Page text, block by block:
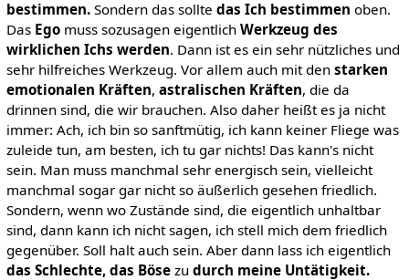
bestimmen.Sondern das sollte das Ich bestimmen oben.
Das Egomuss sozusagen eigentlich Werkzeug des
wirklichen Ichs werden. Dann ist es ein sehr nützliches und
sehr hilfreiches Werkzeug. Vor allem auch mit den starken
emotionalen Kräften, astralischen Kräften, die da
drinnen sind, die wir brauchen. Also daher heißt es ja nicht
immer: Ach, ich bin so sanftmütig, ich kann keiner Fliege was
zuleide tun, am besten, ich tu gar nichts! Das kann's nicht
sein. Man muss manchmal sehr energisch sein, vielleicht
manchmal sogar gar nicht so äußerlich gesehen friedlich.
Sondern, wenn wo Zustände sind, die eigentlich unhaltbar
sind, dann kann ich nicht sagen, ich stell mich dem friedlich
gegenüber. Soll halt auch sein. Aber dann lass ich eigentlich
das Schlechte, das Bösezu durch meine Untätigkeit.